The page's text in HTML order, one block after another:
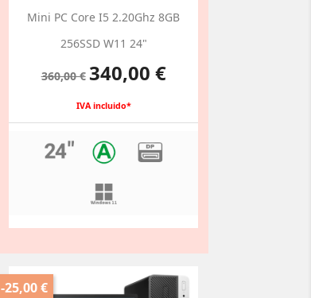
Mini PC Core I5 2.20Ghz 8GB
256SSD W11 24"
base
360,00 € Precio
340,00 €
IVA incluido*
-25,00 €